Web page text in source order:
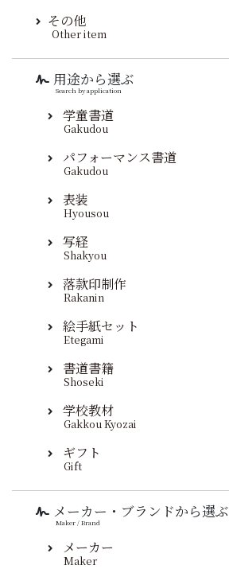
その他
Other item
用途から選ぶ
Search by application
学童書道
Gakudou
パフォーマンス書道
Gakudou
表装
Hyousou
写経
Shakyou
落款印制作
Rakanin
絵手紙セット
Etegami
書道書籍
Shoseki
学校教材
Gakkou Kyozai
ギフト
Gift
メーカー・ブランドから選ぶ
Maker / Brand
メーカー
Maker